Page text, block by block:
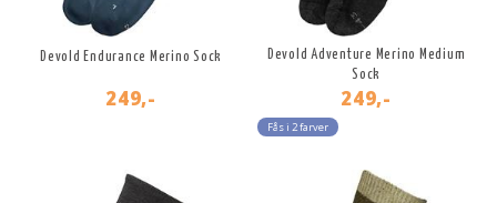
Devold Endurance Merino Sock
249,-
Devold Adventure Merino Medium
Sock
249,-
Fås i 2 farver